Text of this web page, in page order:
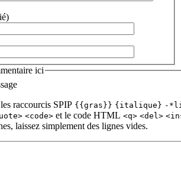
ici
raccourcis SPIP {{gras}} {italique} -
<code> et le code HTML <q> <del>
laissez simplement des lignes vides.